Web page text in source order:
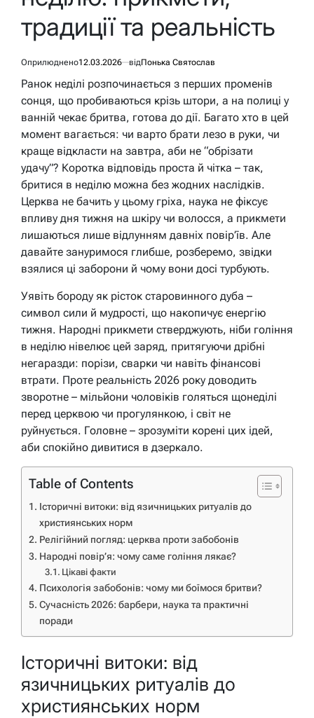
традиції та реальність
Оприлюднено12.03.2026 відПонька Святослав
Ранок неділі розпочинається з перших променів
сонця, що пробиваються крізь штори, а на полиці у
ванній чекає бритва, готова до дії. Багато хто в цей
момент вагається: чи варто брати лезо в руки, чи
краще відкласти на завтра, аби не “обрізати
удачу”? Коротка відповідь проста й чітка – так,
бритися в неділю можна без жодних наслідків.
Церква не бачить у цьому гріха, наука не фіксує
впливу дня тижня на шкіру чи волосся, а прикмети
лишаються лише відлунням давніх повір’їв. Але
давайте зануримося глибше, розберемо, звідки
взялися ці заборони й чому вони досі турбують.
Уявіть бороду як рісток старовинного дуба –
символ сили й мудрості, що накопичує енергію
тижня. Народні прикмети стверджують, ніби гоління
в неділю нівелює цей заряд, притягуючи дрібні
негаразди: порізи, сварки чи навіть фінансові
втрати. Проте реальність 2026 року доводить
зворотне – мільйони чоловіків голяться щонеділі
перед церквою чи прогулянкою, і світ не
руйнується. Головне – зрозуміти корені цих ідей,
аби спокійно дивитися в дзеркало.
Table of Contents
Історичні витоки: від язичницьких ритуалів до
християнських норм
Релігійний погляд: церква проти забобонів
Народні повір’я: чому саме гоління лякає?
Цікаві факти
Психологія забобонів: чому ми боїмося бритви?
Сучасність 2026: барбери, наука та практичні
поради
Історичні витоки: від
язичницьких ритуалів до
християнських норм